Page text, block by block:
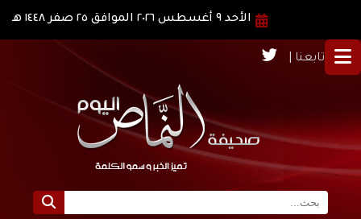
الأحد ٩ أغسطس ٢٠٢٦ الموافق ٢٥ صفر ١٤٤٨ هـ
تابعنا |